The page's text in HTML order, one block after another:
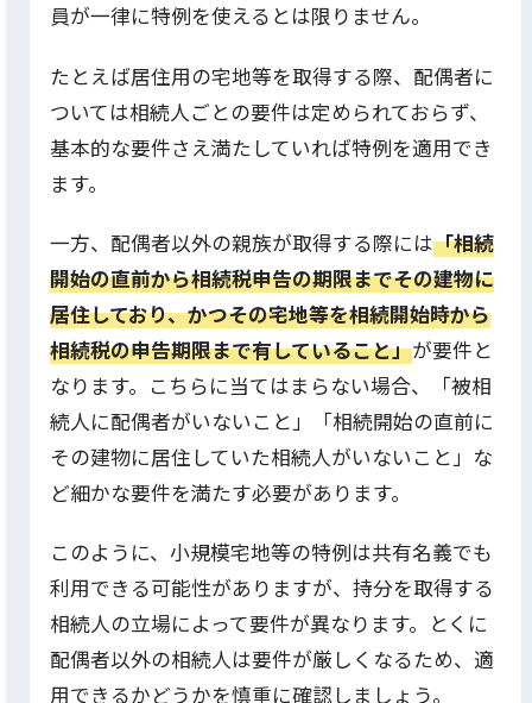
員が一律に特例を使えるとは限りません。
たとえば居住用の宅地等を取得する際、配偶者に
ついては相続人ごとの要件は定められておらず、
基本的な要件さえ満たしていれば特例を適用でき
ます。
一方、配偶者以外の親族が取得する際には「相続
開始の直前から相続税申告の期限までその建物に
居住しており、かつその宅地等を相続開始時から
相続税の申告期限まで有していること」が要件と
なります。こちらに当てはまらない場合、「被相
続人に配偶者がいないこと」「相続開始の直前に
その建物に居住していた相続人がいないこと」な
ど細かな要件を満たす必要があります。
このように、小規模宅地等の特例は共有名義でも
利用できる可能性がありますが、持分を取得する
相続人の立場によって要件が異なります。とくに
配偶者以外の相続人は要件が厳しくなるため、適
用できるかどうかを慎重に確認しましょう。